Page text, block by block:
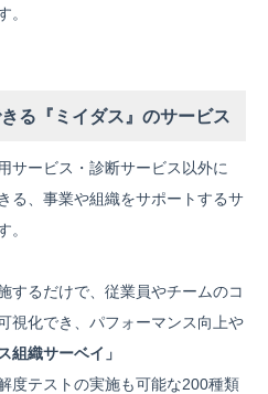
。
る『ミイダス』のサービス
サービス・診断サービス以外に
る、事業や組織をサポートするサ
。
するだけで、従業員やチームのコ
視化でき、パフォーマンス向上や
組織サーベイ」
度テストの実施も可能な200種類